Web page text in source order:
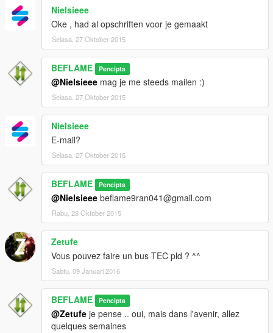
Nielsieee
Oke , had al opschriften voor je gemaakt
Selasa, 27 Oktober 2015
BEFLAME Pencipta
@Nielsieee mag je me steeds mailen :)
Selasa, 27 Oktober 2015
Nielsieee
E-mail?
Selasa, 27 Oktober 2015
BEFLAME Pencipta
@Nielsieee beflame9ran041@gmail.com
Rabu, 28 Oktober 2015
Zetufe
Vous pouvez faire un bus TEC pld ? ^^
Sabtu, 09 Januari 2016
BEFLAME Pencipta
@Zetufe je pense .. oui, mais dans l'avenir, allez
quelques semaines